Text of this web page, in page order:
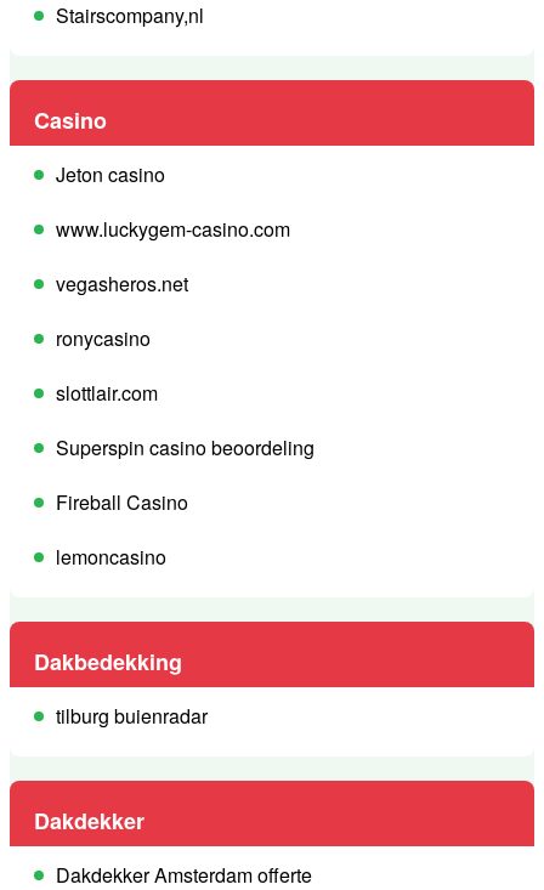
Stairscompany,nl
Casino
Jeton casino
www.luckygem-casino.com
vegasheros.net
ronycasino
slottlair.com
Superspin casino beoordeling
Fireball Casino
lemoncasino
Dakbedekking
tilburg buienradar
Dakdekker
Dakdekker Amsterdam offerte